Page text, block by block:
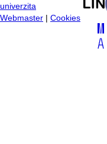
univerzita
Webmaster
Cookies